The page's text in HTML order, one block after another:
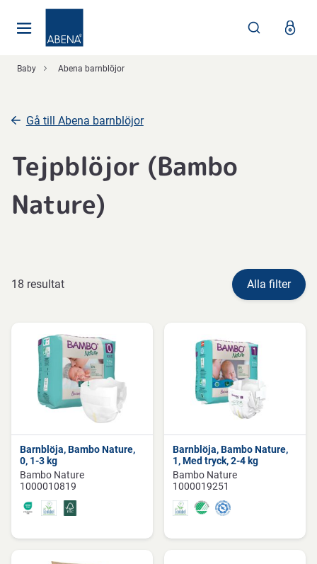
Baby Abena barnblöjor
Gå till Abena barnblöjor
Tejpblöjor (Bambo
Nature)
18 resultat Alla filter
Barnblöja, Bambo Nature,
0, 1-3 kg
Bambo Nature
1000010819
Barnblöja, Bambo Nature,
1, Med tryck, 2-4 kg
Bambo Nature
1000019251